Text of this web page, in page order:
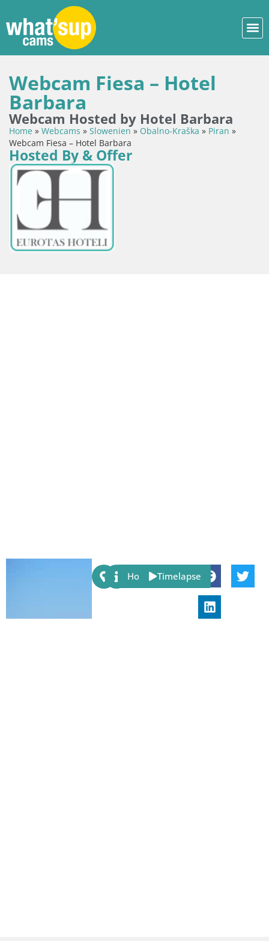
Webcam Fiesa – Hotel
Barbara
Webcam Hosted by Hotel Barbara
Home » Webcams » Slowenien» Obalno-Kraška » Piran »
Webcam Fiesa – Hotel Barbara
Hosted By & Offer
Share:
Host Timelapse